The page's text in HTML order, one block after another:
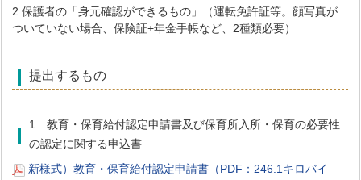
2.保護者の「身元確認ができるもの」（運転免許証等。顔写真が
ついていない場合、保険証+年金手帳など、2種類必要）
提出するもの
1 教育・保育給付認定申請書及び保育所入所・保育の必要性
の認定に関する申込書
新様式）教育・保育給付認定申請書（PDF：246.1キロバイ